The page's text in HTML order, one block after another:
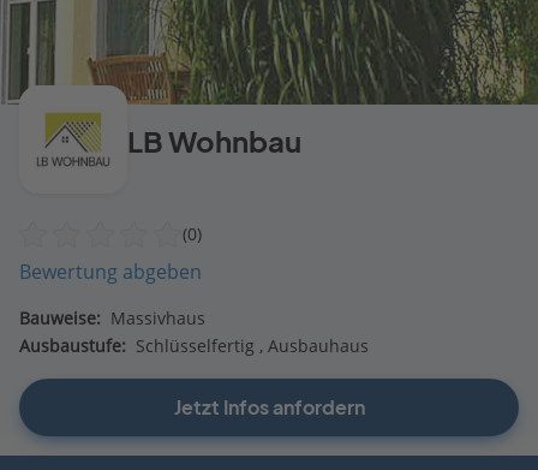
LB Wohnbau
(0)
Bewertung abgeben
Bauweise: Massivhaus
Ausbaustufe: Schlüsselfertig Ausbauhaus
Jetzt Infos anfordern